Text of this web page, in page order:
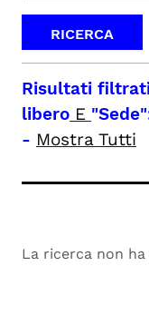
Risultati
libero E
- Mostra Tutti
La ricerca non